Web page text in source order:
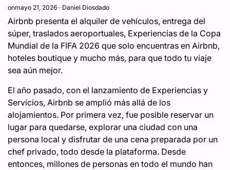
onmayo 21, 2026 Daniel Diosdado
Airbnb presenta el alquiler de vehículos, entrega del
súper, traslados aeroportuales, Experiencias de la Copa
Mundial de la FIFA 2026 que solo encuentras en Airbnb,
hoteles boutique y mucho más, para que todo tu viaje
sea aún mejor.
El año pasado, con el lanzamiento de Experiencias y
Servicios, Airbnb se amplió más allá de los
alojamientos. Por primera vez, fue posible reservar un
lugar para quedarse, explorar una ciudad con una
persona local y disfrutar de una cena preparada por un
chef privado, todo desde la plataforma. Desde
entonces, millones de personas en todo el mundo han